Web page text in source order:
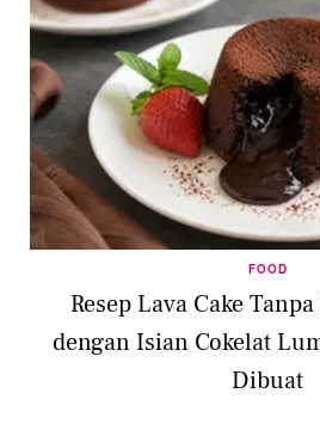
FOOD
Resep Lava Cake
dengan Isian Cokelat
Dibuat